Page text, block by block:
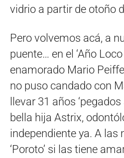
vidrio a partir de otoño
Pero volvemos acá, a
puente… en el ‘Año
enamorado Mario
no puso candado con
llevar 31 años
bella hija Astrix,
independiente ya. A las
‘Poroto’ si las tiene